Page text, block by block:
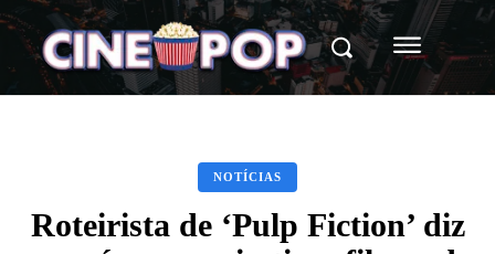
NOTÍCIAS
Roteirista de ‘Pulp Fiction’ diz